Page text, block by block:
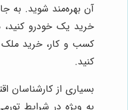
آن بهره‌مند شوید. به
خرید یک خودرو کنید،
کسب و کار، خرید ملک
کنید.
بسیاری از کارشناسان
به ویژه در شرایط